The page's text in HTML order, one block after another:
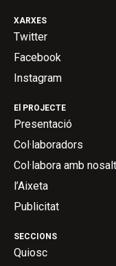
SECCIONS
Quiosc
El PROJECTE
Presentació
Col·laboradors
Col·labora amb
l’Aixeta
Publicitat
XARXES
Twitter
Facebook
Instagram